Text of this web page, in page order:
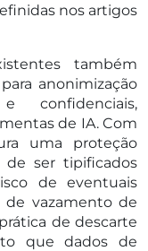
nos artigos
também
anonimização
confidenciais,
de IA. Com
uma proteção
de ser tipificados
de eventuais
de vazamento de
de descarte
que dados de